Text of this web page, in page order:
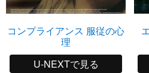
コンプライアンス 服従の心
理
U-NEXTで見る